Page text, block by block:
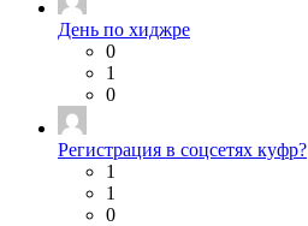
День по хиджре
0
1
0
Регистрация в соцсетях куфр?
1
1
0